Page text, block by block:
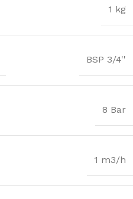
1 kg
BSP 3/4''
8 Bar
1 m3/h